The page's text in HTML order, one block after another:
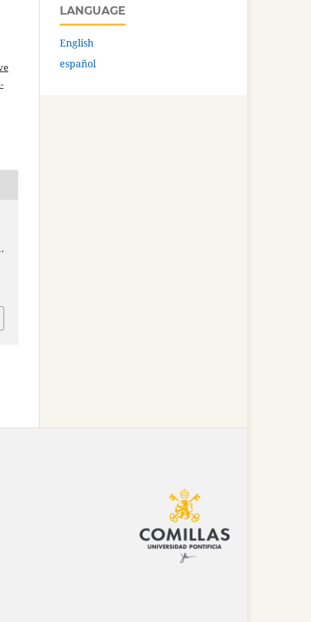
LANGUAGE
English
español